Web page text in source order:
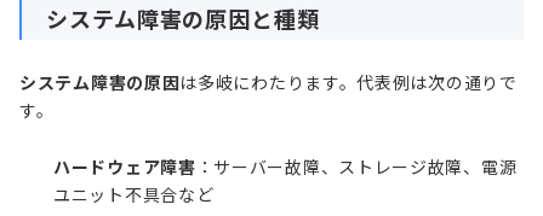
システム障害の原因と種類
システム障害の原因は多岐にわたります。代表例は次の通りで
す。
ハードウェア障害 ：サーバー故障、ストレージ故障、電源
ユニット不具合など